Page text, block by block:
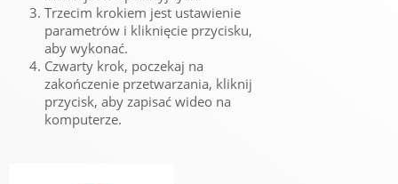
Trzecim krokiem jest ustawienie
parametrów i kliknięcie przycisku,
aby wykonać.
Czwarty krok, poczekaj na
zakończenie przetwarzania, kliknij
przycisk, aby zapisać wideo na
komputerze.